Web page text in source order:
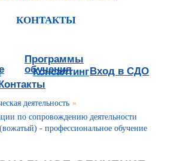
КОНТАКТЫ
Программы
обучения
КонсалтингВход в СДО
деятельность »
по сопровождению деятельности
(вожатый) - профессиональное обучение